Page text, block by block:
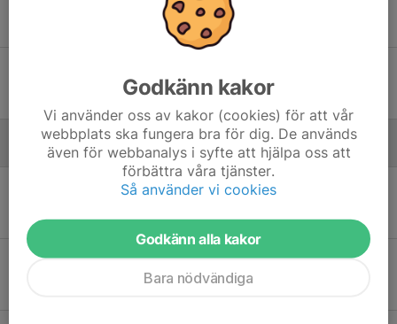
Ryttarvallen 5, Gislaved
Ryttarvallen 3, Gislaved
Augusti
Gislaveds IS - Ljungby IF 2
-
Fre 14
Gislaveds IS - IFK Värnamo 3
Ryttarvallen 4, Gislaved
Godkänn kakor
Vi använder oss av kakor (cookies) för att vår
webbplats ska fungera bra för dig. De används
även för webbanalys i syfte att hjälpa oss att
förbättra våra tjänster.
Så använder vi cookies
Godkänn alla kakor
Bara nödvändiga